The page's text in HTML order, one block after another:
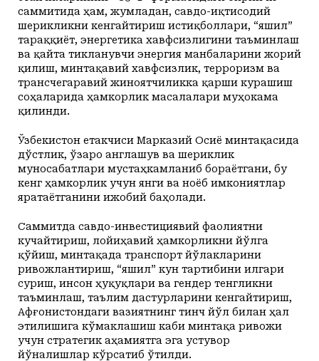
саммитида ҳам, жумладан, савдо-иқтисодий
шерикликни кенгайтириш истиқболлари, “яшил”
тараққиёт, энергетика хавфсизлигини таъминлаш
ва қайта тикланувчи энергия манбаларини жорий
қилиш, минтақавий хавфсизлик, терроризм ва
трансчегаравий жиноятчиликка қарши курашиш
соҳаларида ҳамкорлик масалалари муҳокама
қилинди.
Ўзбекистон етакчиси Марказий Осиё минтақасида
дўстлик, ўзаро англашув ва шериклик
муносабатлари мустаҳкамланиб бораётгани, бу
кенг ҳамкорлик учун янги ва ноёб имкониятлар
яратаётганини ижобий баҳолади.
Саммитда савдо-инвестициявий фаолиятни
кучайтириш, лойиҳавий ҳамкорликни йўлга
қўйиш, минтақада транспорт йўлакларини
ривожлантириш, “яшил” кун тартибини илгари
суриш, инсон ҳуқуқлари ва гендер тенгликни
таъминлаш, таълим дастурларини кенгайтириш,
Афғонистондаги вазиятнинг тинч йўл билан ҳал
этилишига кўмаклашиш каби минтақа ривожи
учун стратегик аҳамиятга эга устувор
йўналишлар кўрсатиб ўтилди.